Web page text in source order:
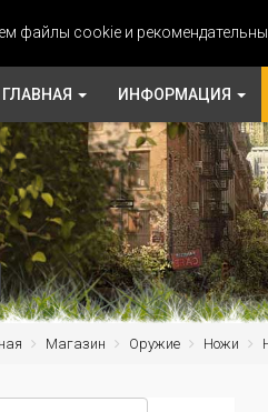
файлы cookie и
ГЛАВНАЯ ИНФОРМАЦИЯ
Магазин Оружие Ножи